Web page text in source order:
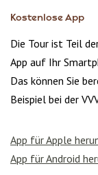
Kostenlose App
Die Tour ist Teil
App auf Ihr
Das können Sie
Beispiel bei der
App für Apple
App für Android